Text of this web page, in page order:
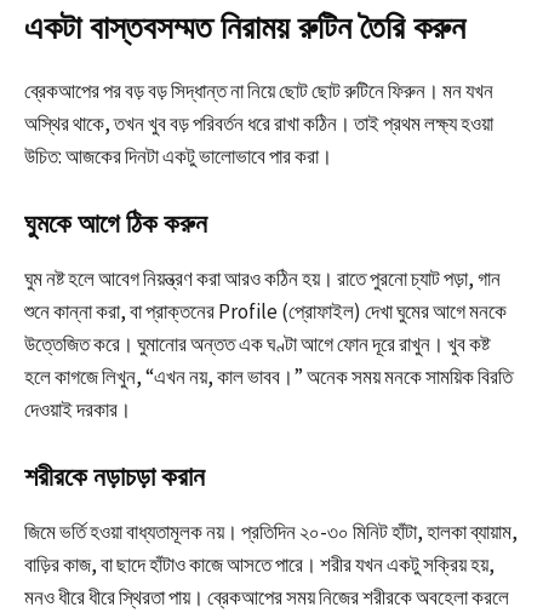
একটা বাস্তবসম্মত নিরাময় রুটিন তৈরি করুন
ব্রেকআপের পর বড় বড় সিদ্ধান্ত না নিয়ে ছোট ছোট রুটিনে ফিরুন। মন যখন
অস্থির থাকে, তখন খুব বড় পরিবর্তন ধরে রাখা কঠিন। তাই প্রথম লক্ষ্য হওয়া
উচিত: আজকের দিনটা একটু ভালোভাবে পার করা।
ঘুমকে আগে ঠিক করুন
ঘুম নষ্ট হলে আবেগ নিয়ন্ত্রণ করা আরও কঠিন হয়। রাতে পুরনো চ্যাট পড়া, গান
শুনে কান্না করা, বা প্রাক্তনের Profile (প্রোফাইল) দেখা ঘুমের আগে মনকে
উত্তেজিত করে। ঘুমানোর অন্তত এক ঘণ্টা আগে ফোন দূরে রাখুন। খুব কষ্ট
হলে কাগজে লিখুন, “এখন নয়, কাল ভাবব।” অনেক সময় মনকে সাময়িক বিরতি
দেওয়াই দরকার।
শরীরকে নড়াচড়া করান
জিমে ভর্তি হওয়া বাধ্যতামূলক নয়। প্রতিদিন ২০-৩০ মিনিট হাঁটা, হালকা ব্যায়াম,
বাড়ির কাজ, বা ছাদে হাঁটাও কাজে আসতে পারে। শরীর যখন একটু সক্রিয় হয়,
মনও ধীরে ধীরে স্থিরতা পায়। ব্রেকআপের সময় নিজের শরীরকে অবহেলা করলে